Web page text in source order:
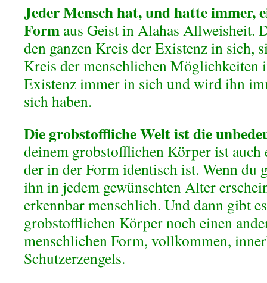
Jeder Mensch hat, und hatte immer,
Form aus Geist in Alahas Allweisheit.
den ganzen Kreis der Existenz in sich,
Kreis der menschlichen Möglichkeiten
Existenz immer in sich und wird ihn
sich haben.
Die grobstoffliche Welt ist die
deinem grobstofflichen Körper ist auch
der in der Form identisch ist. Wenn du
ihn in jedem gewünschten Alter
erkennbar menschlich. Und dann gibt
grobstofflichen Körper noch einen
menschlichen Form, vollkommen,
Schutzerzengels.